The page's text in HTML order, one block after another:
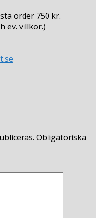
order 750 kr.
ev. villkor.)
Obligatoriska